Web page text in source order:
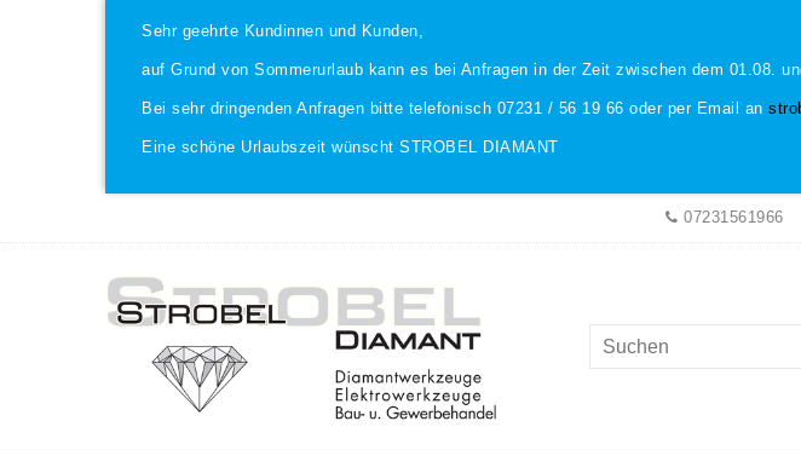
Sehr geehrte Kundinnen und Kunden,
auf Grund von Sommerurlaub kann es bei Anfragen in der Zeit zwischen dem 01.08.
Bei sehr dringenden Anfragen bitte telefonisch 07231 / 56 19 66 oder per Email an
Eine schöne Urlaubszeit wünscht STROBEL DIAMANT
07231561966